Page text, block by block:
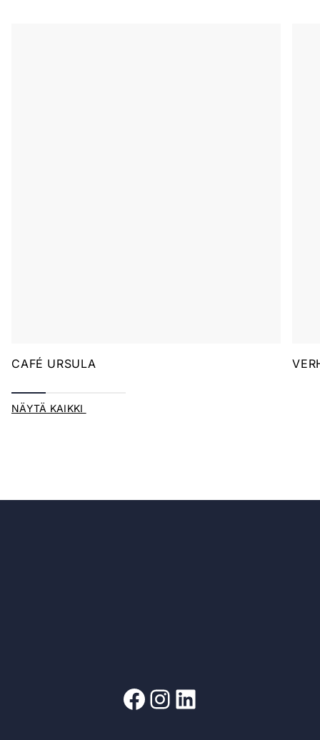
CAFÉ URSULA
NÄYTÄ KAIKKI
Facebook
Instagram
LinkedIn